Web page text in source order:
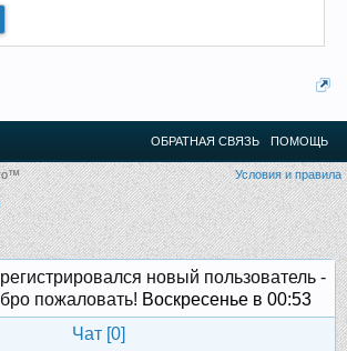
ОБРАТНАЯ СВЯЗЬ ПОМОЩЬ
Условия и правила
новый пользователь -
пожаловать! Воскресенье в 00:53
Чат [0]